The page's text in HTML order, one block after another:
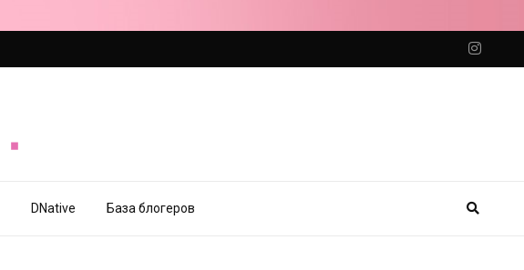
DNative База блогеров